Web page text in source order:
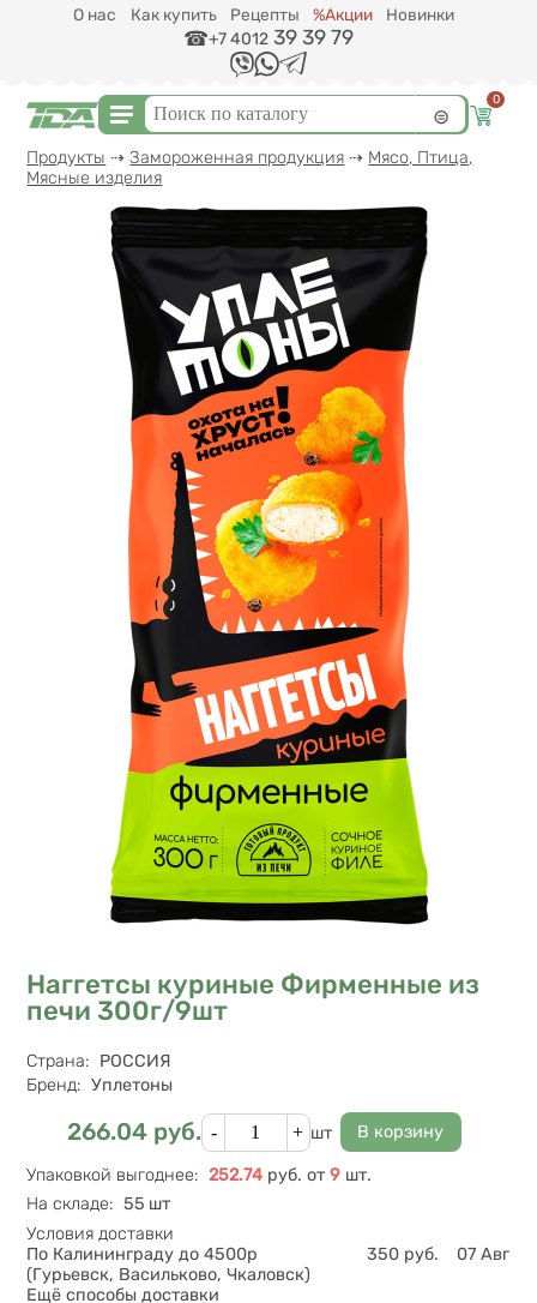
Перейти к основному содержанию
О нас Как купить Рецепты %Акции
Новинки
+7 4012 39 39 79
Форма поиска
Поиск 0
Вы здесь
Продукты ⇢Замороженная продукция ⇢ Мясо, Птица,
Мясные изделия
Наггетсы куриные Фирменные из
печи 300г/9шт
Характеристики
Страна: РОССИЯ
Бренд: Уплетоны
Цена
266.04 руб.Кол-во шт
Упаковкой выгоднее: 252.74 руб. от 9 шт.
На складе: 55 шт
Условия доставки
По Калининграду до 4500р
(Гурьевск, Васильково, Чкаловск)
350 руб.
07 Авг
Ещё способы доставки